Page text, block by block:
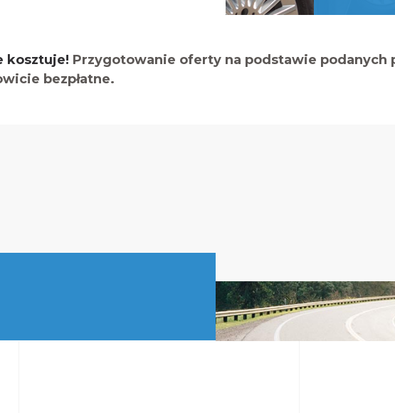
kosztuje! Przygotowanie oferty na podstawie
bezpłatne.